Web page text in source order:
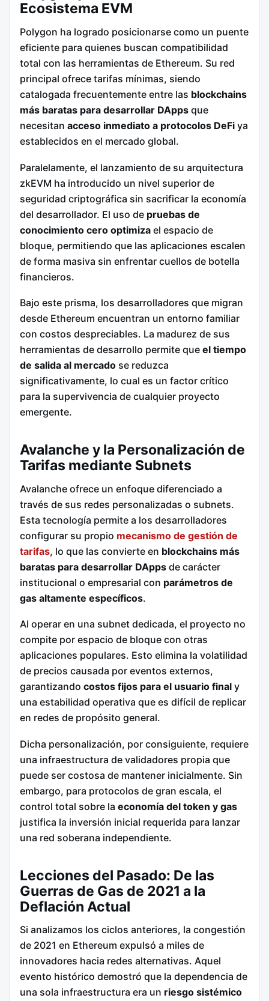
Ecosistema EVM
Polygon ha logrado posicionarse como un puente
eficiente para quienes buscan compatibilidad
total con las herramientas de Ethereum. Su red
principal ofrece tarifas mínimas, siendo
catalogada frecuentemente entre las blockchains
más baratas para desarrollar DApps que
necesitan acceso inmediato a protocolos DeFi ya
establecidos en el mercado global.
Paralelamente, el lanzamiento de su arquitectura
zkEVM ha introducido un nivel superior de
seguridad criptográfica sin sacrificar la economía
del desarrollador. El uso de pruebas de
conocimiento cero optimiza el espacio de
bloque, permitiendo que las aplicaciones escalen
de forma masiva sin enfrentar cuellos de botella
financieros.
Bajo este prisma, los desarrolladores que migran
desde Ethereum encuentran un entorno familiar
con costos despreciables. La madurez de sus
herramientas de desarrollo permite que el tiempo
de salida al mercado se reduzca
significativamente, lo cual es un factor crítico
para la supervivencia de cualquier proyecto
emergente.
Avalanche y la Personalización de
Tarifas mediante Subnets
Avalanche ofrece un enfoque diferenciado a
través de sus redes personalizadas o subnets.
Esta tecnología permite a los desarrolladores
configurar su propio mecanismo de gestión de
tarifas, lo que las convierte en blockchains más
baratas para desarrollar DApps de carácter
institucional o empresarial con parámetros de
gas altamente específicos.
Al operar en una subnet dedicada, el proyecto no
compite por espacio de bloque con otras
aplicaciones populares. Esto elimina la volatilidad
de precios causada por eventos externos,
garantizando costos fijos para el usuario final y
una estabilidad operativa que es difícil de replicar
en redes de propósito general.
Dicha personalización, por consiguiente, requiere
una infraestructura de validadores propia que
puede ser costosa de mantener inicialmente. Sin
embargo, para protocolos de gran escala, el
control total sobre la economía del token y gas
justifica la inversión inicial requerida para lanzar
una red soberana independiente.
Lecciones del Pasado: De las
Guerras de Gas de 2021 a la
Deflación Actual
Si analizamos los ciclos anteriores, la congestión
de 2021 en Ethereum expulsó a miles de
innovadores hacia redes alternativas. Aquel
evento histórico demostró que la dependencia de
una sola infraestructura era un riesgo sistémico